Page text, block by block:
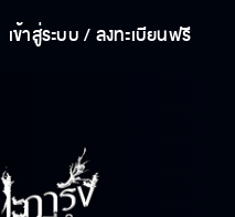
เข้าสู่ระบบ / ลงทะเบียนฟรี